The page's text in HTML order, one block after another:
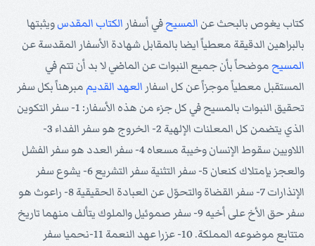
كتاب يغوص بالبحث عن المسيحفي أسفار الكتاب المقدسويثبتها
بالبراهين الدقيقة معطياً ايضا بالمقابل شهادة الأسفار المقدسة عن
المسيح موضحاً بأن جميع النبوات عن الماضي لا بد أن تتم في
المستقبل معطياً موجزاً عن كل اسفار العهد القديممبرهناً بكل سفر
تحقيق النبوات بالمسيح في كل جزء من هذه الأسفار: 1- سفر التكوين
الذي يتضمن كل المعلنات الإلهية 2- الخروج هو سفر الفداء 3-
اللاويين سقوط الإنسان وخيبة مسعاه 4- سفر العدد هو سفر الفشل
والعجز بإمتلاك كنعان 5- سفر التثنية سفر التشريع 6- يشوع سفر
الإنذارات 7- سفر القضاة والتحوّل عن العبادة الحقيقية 8- راعوث هو
سفر حق الأخ على أخيه 9- سفر صموئيل والملوك يتألف منهما تاريخ
متتابع موضوعه المملكة. 10- عزرا عهد النعمة 11-نحميا سفر